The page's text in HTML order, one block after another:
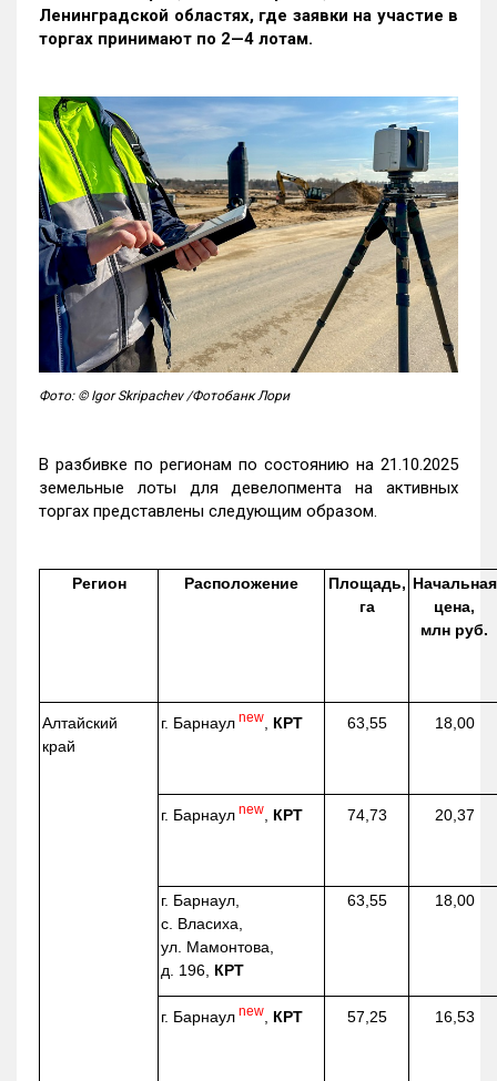
Ленинградской областях, где заявки на участие в
торгах принимают по 2—4 лотам.
Фото: © Igor Skripachev /Фотобанк Лори
В разбивке по регионам по состоянию на 21.10.2025
земельные лоты для девелопмента на активных
торгах представлены следующим образом.
Регион Расположение
Площадь,
га
Начальная
цена,
млн руб.
Алтайский
край
г. Барнаул new КРТ 63,55 18,00
г. Барнаул new КРТ 74,73 20,37
г. Барнаул,
с. Власиха,
ул. Мамонтова,
д. 196, КРТ
63,55 18,00
г. Барнаул new КРТ 57,25 16,53